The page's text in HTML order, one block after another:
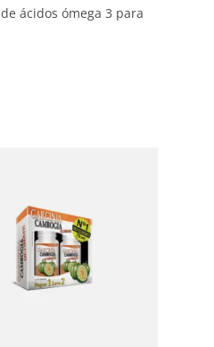
ácidos ómega 3 para